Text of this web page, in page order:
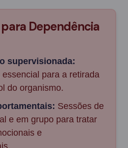
Dependência
supervisionada:
para a retirada
do organismo.
Sessões de
e em grupo para tratar
e